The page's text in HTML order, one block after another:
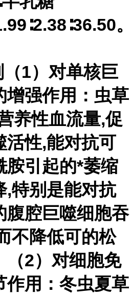
1）对单核巨
增强作用：虫草
养性血流量,促
活性,能对抗可
胺引起的*萎缩
,特别是能对抗
腹腔巨噬细胞吞
不降低可的松
（2）对细胞免
作用：冬虫夏草